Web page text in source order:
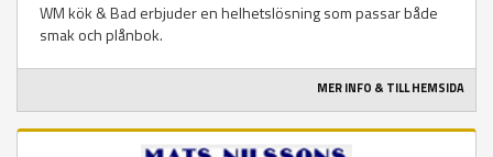
WM kök & Bad erbjuder en helhetslösning som passar både
smak och plånbok.
MER INFO & TILL HEMSIDA